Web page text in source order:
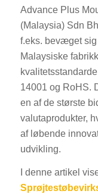
Advance Plus
(Malaysia) Sdn
f.eks. bevæget
Malaysiske
14001 og RoHS.
en af de største
valutaprodukter,
af løbende
udvikling.
I denne artikel